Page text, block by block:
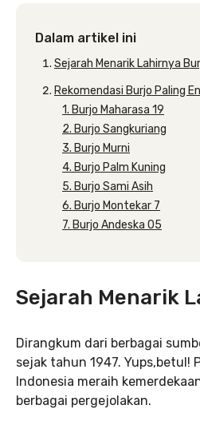
Dalam artikel ini
Sejarah Menarik Lahirnya
Rekomendasi Burjo Paling
1. Burjo Maharasa 19
2. Burjo Sangkuriang
3. Burjo Murni
4. Burjo Palm Kuning
5. Burjo Sami Asih
6. Burjo Montekar 7
7. Burjo Andeska 05
Sejarah Menarik
Dirangkum dari berbagai
sejak tahun 1947. Yups,betul!
Indonesia meraih
berbagai pergejolakan.